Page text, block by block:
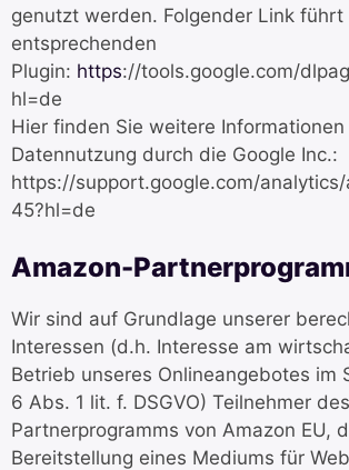
genutzt werden. Folgender Link führt
entsprechenden
Plugin: https://tools.google.com/
hl=de
Hier finden Sie weitere Informationen
Datennutzung durch die Google Inc.:
https://support.google.com/
45?hl=de
Amazon-
Wir sind auf Grundlage unserer
Interessen (d.h. Interesse am
Betrieb unseres Onlineangebotes im
6 Abs. 1 lit. f. DSGVO) Teilnehmer des
Partnerprogramms von Amazon EU,
Bereitstellung eines Mediums für